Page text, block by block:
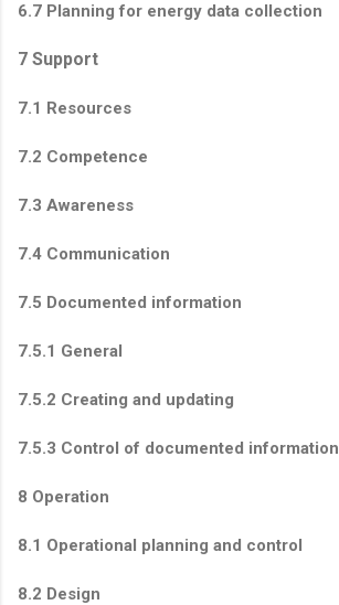
6.7 Planning for energy data collection
7 Support
7.1 Resources
7.2 Competence
7.3 Awareness
7.4 Communication
7.5 Documented information
7.5.1 General
7.5.2 Creating and updating
7.5.3 Control of documented information
8 Operation
8.1 Operational planning and control
8.2 Design